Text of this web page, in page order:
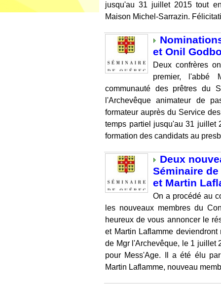
jusqu'au 31 juillet 2015 tout
Maison Michel-Sarrazin.
et Onil
Deux confrères
premier, l'abbé
communauté des prêtres du
l'Archevêque animateur de
formateur auprès du Service
temps partiel jusqu'au 31 juillet
formation des candidats au
Deux
Séminaire
et Martin
On a procédé au
les nouveaux membres du
heureux de vous annoncer le
et Martin Laflamme
de Mgr l'Archevêque, le 1 juillet
pour Mess'Age. Il a été élu
Martin Laflamme, nouveau